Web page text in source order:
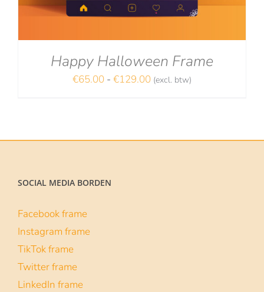
Happy Halloween Frame
€65.00 - €129.00Prijsklasse:
(excl. btw)
SOCIAL MEDIA BORDEN
Facebook frame
Instagram frame
TikTok frame
Twitter frame
LinkedIn frame